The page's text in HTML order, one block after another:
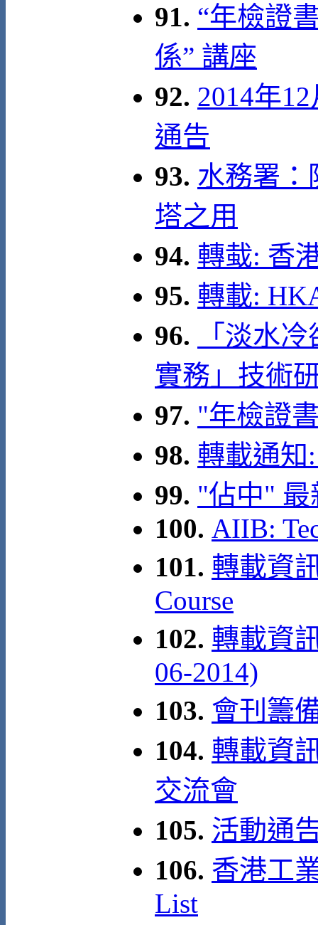
91. “年檢證
係” 講座
92. 2014年
通告
93. 水務署：
塔之用
94. 轉蛓: 香
95. 轉載:
96.
「淡水
實務」技術
97. "年檢證
98. 轉載通知
99. "佔中" 最
100. AIIB:
101. 轉載資
Course
102. 轉載資
06-2014)
103. 會刊籌
104. 轉載資
交流會
105. 活動通
106. 香港工
List